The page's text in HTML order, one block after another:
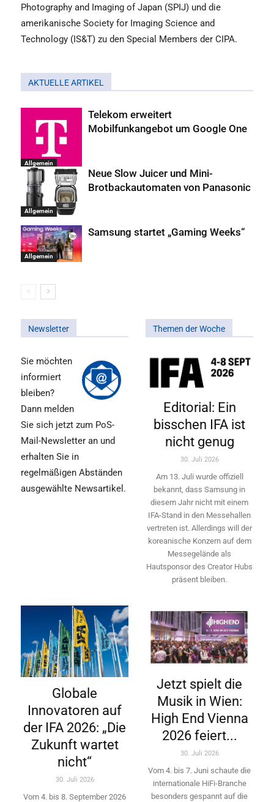
Photography and Imaging of Japan (SPIJ) und die
amerikanische Society for Imaging Science and
Technology (IS&T) zu den Special Members der CIPA.
AKTUELLE ARTIKEL
Allgemein
Telekom erweitert
Mobilfunkangebot um Google One
Allgemein
Neue Slow Juicer und Mini-
Brotbackautomaten von Panasonic
Allgemein
Samsung startet „Gaming Weeks“
Newsletter
Sie möchten
informiert
bleiben?
Dann melden
Sie sich jetzt zum PoS-
Mail-Newsletter an und
erhalten Sie in
regelmäßigen Abständen
ausgewählte Newsartikel.
Themen der Woche
Editorial: Ein
bisschen IFA ist
nicht genug
30. Juli 2026
Am 13. Juli wurde offiziell
bekannt, dass Samsung in
diesem Jahr nicht mit einem
IFA-Stand in den Messehallen
vertreten ist. Allerdings will ­der
koreanische Konzern auf dem
Messegelände als
Hautsponsor des Creator Hubs
präsent bleiben.
Globale
Innovatoren auf
der IFA 2026: „Die
Zukunft wartet
nicht“
30. Juli 2026
Vom 4. bis 8. September 2026
Jetzt spielt die
Musik in Wien:
High End Vienna
2026 feiert...
30. Juli 2026
Vom 4. bis 7. Juni schaute die
internationale HiFi-Branche
besonders gespannt auf die